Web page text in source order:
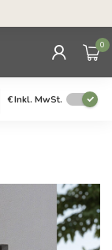
0
€Inkl. MwSt.